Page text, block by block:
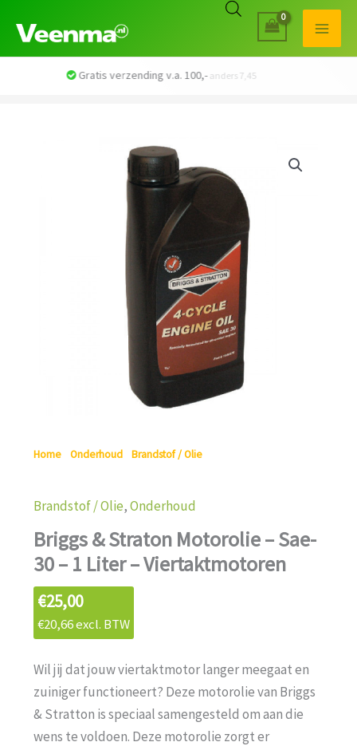
Home Onderhoud Brandstof / Olie
Brandstof / Olie,Onderhoud
Briggs & Straton Motorolie – Sae-
30 – 1 Liter – Viertaktmotoren
€25,00
€20,66excl. BTW
Wil jij dat jouw viertaktmotor langer meegaat en
zuiniger functioneert? Deze motorolie van Briggs
& Stratton is speciaal samengesteld om aan die
wens te voldoen. Deze motorolie zorgt er
Veilig betalen met iDEAL